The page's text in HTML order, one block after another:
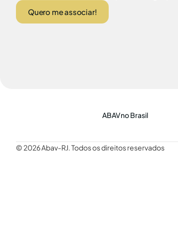
Quero me associar!
ABAV no Brasil
© 2026 Abav-RJ. Todos os direitos reservados